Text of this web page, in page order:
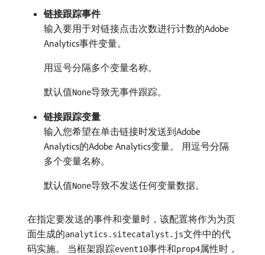
链接跟踪事件
输入要用于对链接点击次数进行计数的Adobe
Analytics事件变量。
用逗号分隔多个变量名称。
默认值None导致无事件跟踪。
链接跟踪变量
输入您希望在单击链接时发送到Adobe
Analytics的Adobe Analytics变量。 用逗号分隔
多个变量名称。
默认值None导致不发送任何变量数据。
在指定要发送的事件和变量时，该配置将作为为页
面生成的analytics.sitecatalyst.js文件中的代
码实施。 当框架跟踪event10事件和prop4属性时，